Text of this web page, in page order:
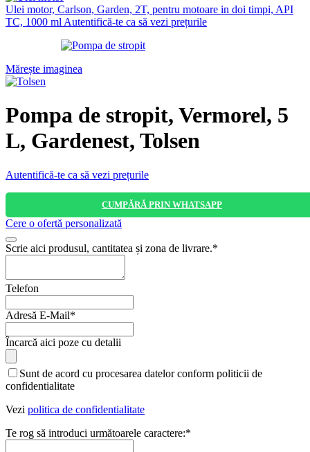
Ulei motor, Carlson, Garden, 2T, pentru motoare in doi timpi, API
TC, 1000 ml Autentifică-te ca să vezi prețurile
Mărește imaginea
Pompa de stropit, Vermorel, 5
L, Gardenest, Tolsen
Autentifică-te ca să vezi prețurile
CUMPĂRĂ PRIN WHATSAPP
Cere o ofertă personalizată
Scrie aici produsul, cantitatea și zona de livrare.*
Telefon
Adresă E-Mail*
Phone
Number
Încarcă aici poze cu detalii
Sunt de acord cu procesarea datelor conform politicii de
confidentialitate
Vezi politica de confidentialitate
Te rog să introduci următoarele caractere:*